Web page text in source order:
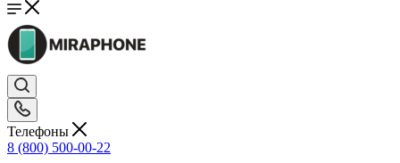
Телефоны
8 (800) 500-00-22